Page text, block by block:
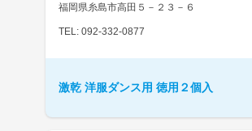
福岡県糸島市高田５－２３－６
TEL: 092-332-0877
激乾 洋服ダンス用 徳用２個入